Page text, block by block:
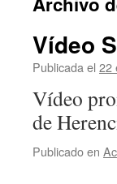
Vídeo
Publicada el 22
Vídeo
de
Publicado en